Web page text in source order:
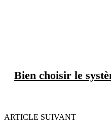
Bien choisir le
ARTICLE SUIVANT